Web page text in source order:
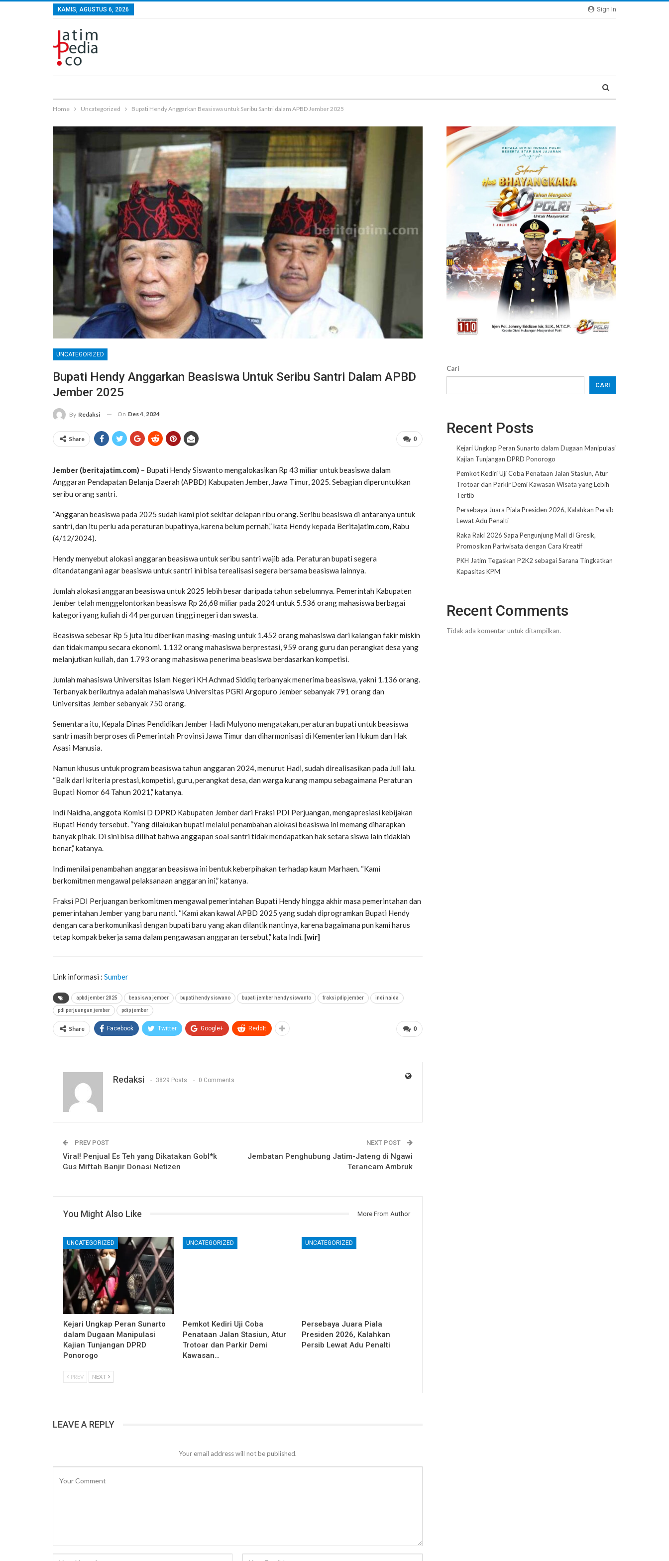
Sign In
KAMIS, AGUSTUS 6, 2026
Home Uncategorized Bupati Hendy Anggarkan Beasiswa untuk Seribu Santri dalam APBD Jember 2025
UNCATEGORIZED
Bupati Hendy Anggarkan Beasiswa Untuk Seribu Santri Dalam APBD
Jember 2025
By Redaksi On Des 4, 2024
0
Share
Jember (beritajatim.com) – Bupati Hendy Siswanto mengalokasikan Rp 43 miliar untuk beasiswa dalam
Anggaran Pendapatan Belanja Daerah (APBD) Kabupaten Jember, Jawa Timur, 2025. Sebagian diperuntukkan
seribu orang santri.
“Anggaran beasiswa pada 2025 sudah kami plot sekitar delapan ribu orang. Seribu beasiswa di antaranya untuk
santri, dan itu perlu ada peraturan bupatinya, karena belum pernah,” kata Hendy kepada Beritajatim.com, Rabu
(4/12/2024).
Hendy menyebut alokasi anggaran beasiswa untuk seribu santri wajib ada. Peraturan bupati segera
ditandatangani agar beasiswa untuk santri ini bisa terealisasi segera bersama beasiswa lainnya.
Jumlah alokasi anggaran beasiswa untuk 2025 lebih besar daripada tahun sebelumnya. Pemerintah Kabupaten
Jember telah menggelontorkan beasiswa Rp 26,68 miliar pada 2024 untuk 5.536 orang mahasiswa berbagai
kategori yang kuliah di 44 perguruan tinggi negeri dan swasta.
Beasiswa sebesar Rp 5 juta itu diberikan masing-masing untuk 1.452 orang mahasiswa dari kalangan fakir miskin
dan tidak mampu secara ekonomi. 1.132 orang mahasiswa berprestasi, 959 orang guru dan perangkat desa yang
melanjutkan kuliah, dan 1.793 orang mahasiswa penerima beasiswa berdasarkan kompetisi.
Jumlah mahasiswa Universitas Islam Negeri KH Achmad Siddiq terbanyak menerima beasiswa, yakni 1.136 orang.
Terbanyak berikutnya adalah mahasiswa Universitas PGRI Argopuro Jember sebanyak 791 orang dan
Universitas Jember sebanyak 750 orang.
Sementara itu, Kepala Dinas Pendidikan Jember Hadi Mulyono mengatakan, peraturan bupati untuk beasiswa
santri masih berproses di Pemerintah Provinsi Jawa Timur dan diharmonisasi di Kementerian Hukum dan Hak
Asasi Manusia.
Namun khusus untuk program beasiswa tahun anggaran 2024, menurut Hadi, sudah direalisasikan pada Juli lalu.
“Baik dari kriteria prestasi, kompetisi, guru, perangkat desa, dan warga kurang mampu sebagaimana Peraturan
Bupati Nomor 64 Tahun 2021,” katanya.
Indi Naidha, anggota Komisi D DPRD Kabupaten Jember dari Fraksi PDI Perjuangan, mengapresiasi kebijakan
Bupati Hendy tersebut. “Yang dilakukan bupati melalui penambahan alokasi beasiswa ini memang diharapkan
banyak pihak. Di sini bisa dilihat bahwa anggapan soal santri tidak mendapatkan hak setara siswa lain tidaklah
benar,” katanya.
Indi menilai penambahan anggaran beasiswa ini bentuk keberpihakan terhadap kaum Marhaen. “Kami
berkomitmen mengawal pelaksanaan anggaran ini,” katanya.
Fraksi PDI Perjuangan berkomitmen mengawal pemerintahan Bupati Hendy hingga akhir masa pemerintahan dan
pemerintahan Jember yang baru nanti. “Kami akan kawal APBD 2025 yang sudah diprogramkan Bupati Hendy
dengan cara berkomunikasi dengan bupati baru yang akan dilantik nantinya, karena bagaimana pun kami harus
tetap kompak bekerja sama dalam pengawasan anggaran tersebut,” kata Indi. [wir]
Link informasi : Sumber
apbd jember 2025 beasiswa jember bupati hendy siswano bupati jember hendy siswanto fraksi pdip jember indi naida
pdi perjuangan jember pdip jember
0
Share Facebook Twitter Google+ ReddIt
Redaksi 3829 Posts 0 Comments
PREV POST
Viral! Penjual Es Teh yang Dikatakan Gobl*k
Gus Miftah Banjir Donasi Netizen
NEXT POST
Jembatan Penghubung Jatim-Jateng di Ngawi
Terancam Ambruk
You Might Also Like More From Author
UNCATEGORIZED
Kejari Ungkap Peran Sunarto
dalam Dugaan Manipulasi
Kajian Tunjangan DPRD
Ponorogo
UNCATEGORIZED
Pemkot Kediri Uji Coba
Penataan Jalan Stasiun, Atur
Trotoar dan Parkir Demi
Kawasan…
UNCATEGORIZED
Persebaya Juara Piala
Presiden 2026, Kalahkan
Persib Lewat Adu Penalti
PREV NEXT
LEAVE A REPLY
Your email address will not be published.
Cari
CARI
Recent Posts
Kejari Ungkap Peran Sunarto dalam Dugaan Manipulasi
Kajian Tunjangan DPRD Ponorogo
Pemkot Kediri Uji Coba Penataan Jalan Stasiun, Atur
Trotoar dan Parkir Demi Kawasan Wisata yang Lebih
Tertib
Persebaya Juara Piala Presiden 2026, Kalahkan Persib
Lewat Adu Penalti
Raka Raki 2026 Sapa Pengunjung Mall di Gresik,
Promosikan Pariwisata dengan Cara Kreatif
PKH Jatim Tegaskan P2K2 sebagai Sarana Tingkatkan
Kapasitas KPM
Recent Comments
Tidak ada komentar untuk ditampilkan.